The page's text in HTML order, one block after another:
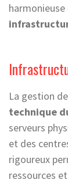
La gestion
technique
serveurs
et des
rigoureux
ressources